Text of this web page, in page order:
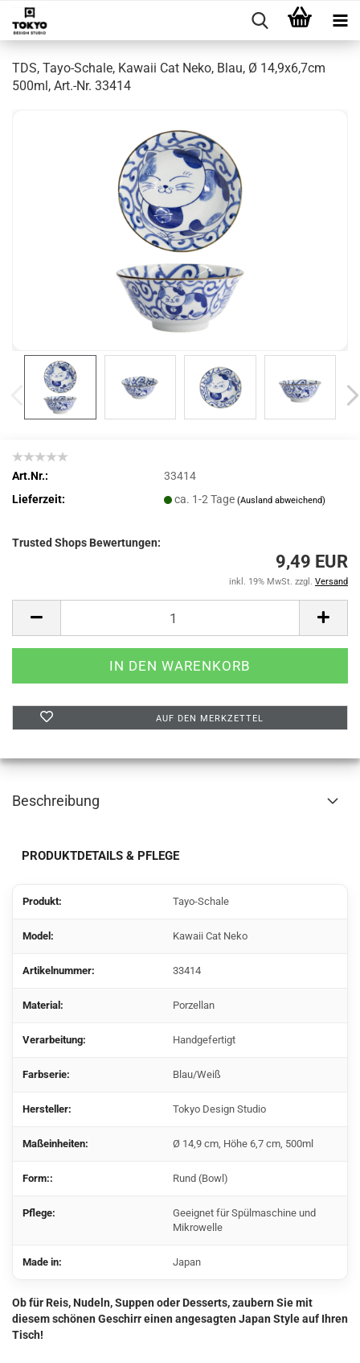
TDS, Tayo-Schale, Kawaii Cat Neko, Blau, Ø 14,9x6,7cm
500ml, Art.-Nr. 33414
Art.Nr.:
33414
Lieferzeit:
ca. 1-2 Tage(Ausland abweichend)
Trusted Shops Bewertungen:
9,49 EUR
inkl. 19% MwSt. zzgl. Versand
AUF DEN MERKZETTEL
Beschreibung
PRODUKTDETAILS & PFLEGE
Produkt: Tayo-Schale
Model: Kawaii Cat Neko
Artikelnummer: 33414
Material: Porzellan
Verarbeitung: Handgefertigt
Farbserie: Blau/Weiß
Hersteller: Tokyo Design Studio
Maßeinheiten: Ø 14,9 cm, Höhe 6,7 cm, 500ml
Form:: Rund (Bowl)
Pflege:
Geeignet für Spülmaschine und
Mikrowelle
Made in: Japan
Ob für Reis, Nudeln, Suppen oder Desserts, zaubern Sie mit
diesem schönen Geschirr einen angesagten Japan Style auf Ihren
Tisch!